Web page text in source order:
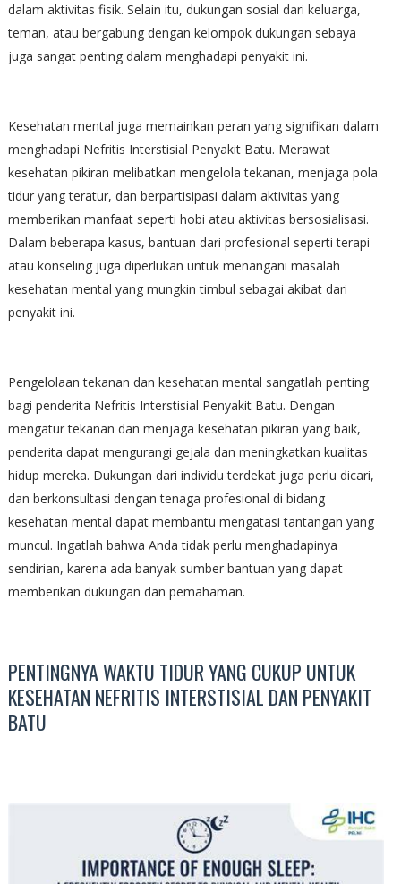
dalam aktivitas fisik. Selain itu, dukungan sosial dari keluarga,
teman, atau bergabung dengan kelompok dukungan sebaya
juga sangat penting dalam menghadapi penyakit ini.
Kesehatan mental juga memainkan peran yang signifikan dalam
menghadapi Nefritis Interstisial Penyakit Batu. Merawat
kesehatan pikiran melibatkan mengelola tekanan, menjaga pola
tidur yang teratur, dan berpartisipasi dalam aktivitas yang
memberikan manfaat seperti hobi atau aktivitas bersosialisasi.
Dalam beberapa kasus, bantuan dari profesional seperti terapi
atau konseling juga diperlukan untuk menangani masalah
kesehatan mental yang mungkin timbul sebagai akibat dari
penyakit ini.
Pengelolaan tekanan dan kesehatan mental sangatlah penting
bagi penderita Nefritis Interstisial Penyakit Batu. Dengan
mengatur tekanan dan menjaga kesehatan pikiran yang baik,
penderita dapat mengurangi gejala dan meningkatkan kualitas
hidup mereka. Dukungan dari individu terdekat juga perlu dicari,
dan berkonsultasi dengan tenaga profesional di bidang
kesehatan mental dapat membantu mengatasi tantangan yang
muncul. Ingatlah bahwa Anda tidak perlu menghadapinya
sendirian, karena ada banyak sumber bantuan yang dapat
memberikan dukungan dan pemahaman.
PENTINGNYA WAKTU TIDUR YANG CUKUP UNTUK
KESEHATAN NEFRITIS INTERSTISIAL DAN PENYAKIT
BATU